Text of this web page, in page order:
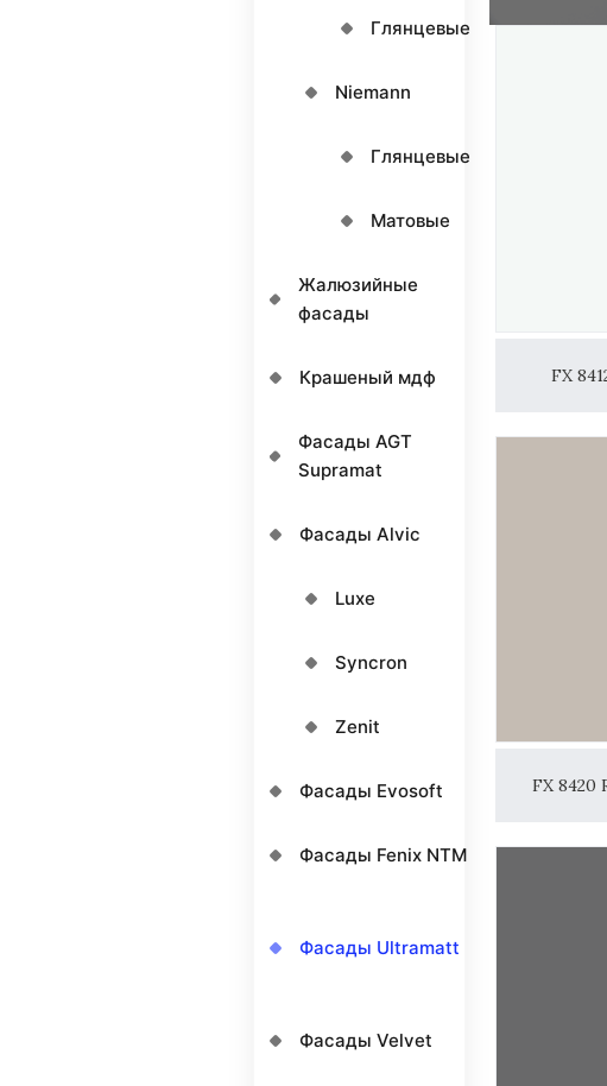
Глянцевые
Niemann
Глянцевые
Матовые
Жалюзийные
фасады
Крашеный мдф
Фасады AGT
Supramat
Фасады Alvic
Luxe
Syncron
Zenit
Фасады Evosoft
Фасады Fenix NTM
Фасады Ultramatt
Фасады Velvet
FX
FX 8420